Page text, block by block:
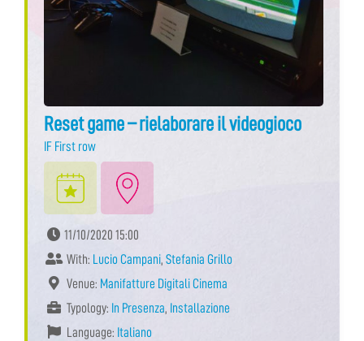
Reset game – rielaborare il videogioco
IF First row
11/10/2020 15:00
With: Lucio Campani, Stefania Grillo
Venue: Manifatture Digitali Cinema
Typology: In Presenza, Installazione
Language: Italiano